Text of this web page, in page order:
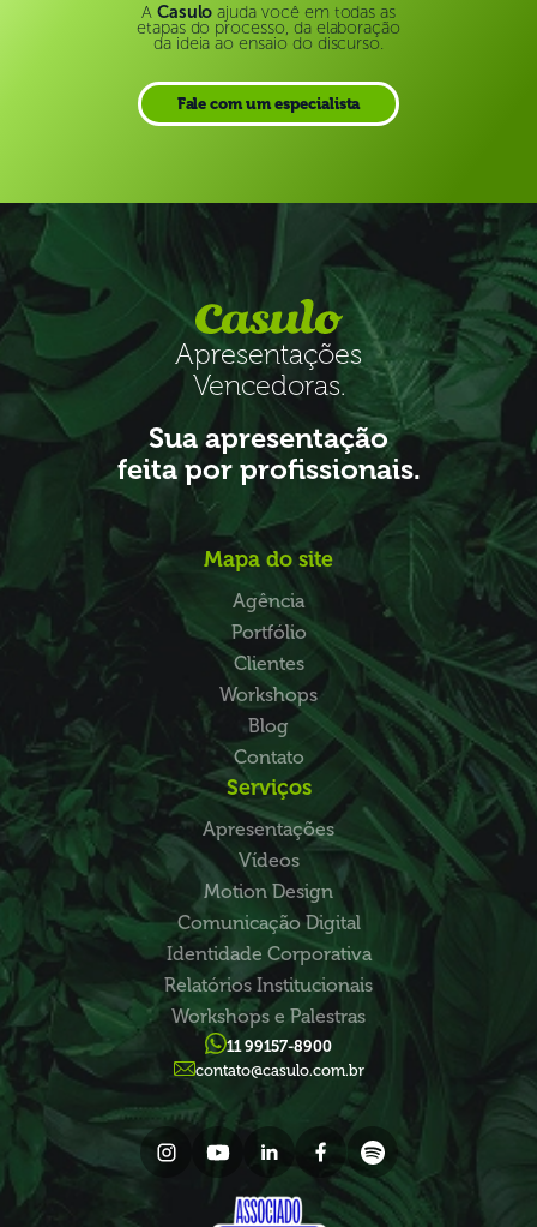
A Casulo ajuda você em todas as
etapas do processo, da elaboração
da ideia ao ensaio do discurso.
Fale com um especialista
Apresentações
Vencedoras.
Sua apresentação
feita por profissionais.
Mapa do site
Agência
Portfólio
Clientes
Workshops
Blog
Contato
Serviços
Apresentações
Vídeos
Motion Design
Comunicação Digital
Identidade Corporativa
Relatórios Institucionais
Workshops e Palestras
11 99157-8900
contato@casulo.com.br